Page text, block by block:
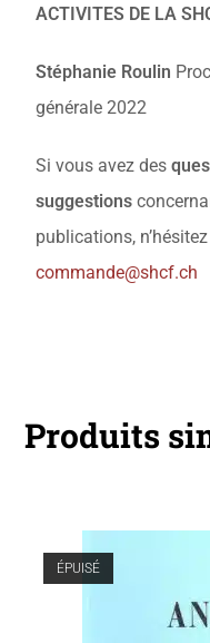
ACTIVITES DE LA
Stéphanie Roulin
générale 2022
Si vous avez des
suggestions
publications,
commande@shcf.ch
Produits
ÉPUISÉ